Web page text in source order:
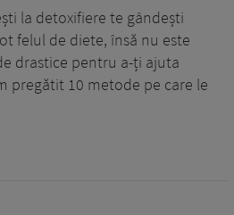
la detoxifiere te gândești
felul de diete, însă nu este
drastice pentru a-ți ajuta
pregătit 10 metode pe care le